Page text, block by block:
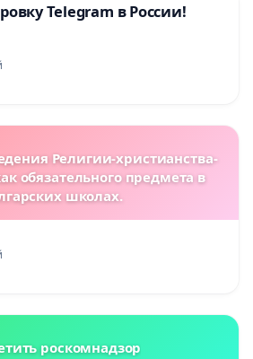
Telegram в России!
Религии-христианства-
обязательного предмета в
школах.
роскомнадзор